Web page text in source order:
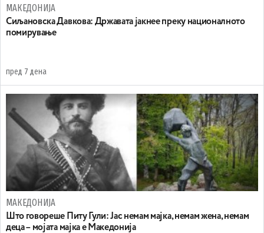
МАКЕДОНИЈА
Сиљановска Давкова: Државата јакнее преку националното
помирување
пред 7 дена
МАКЕДОНИЈА
Што говореше Питу Гули: Јас немам мајка, немам жена, немам
деца – мојата мајка е Македонија